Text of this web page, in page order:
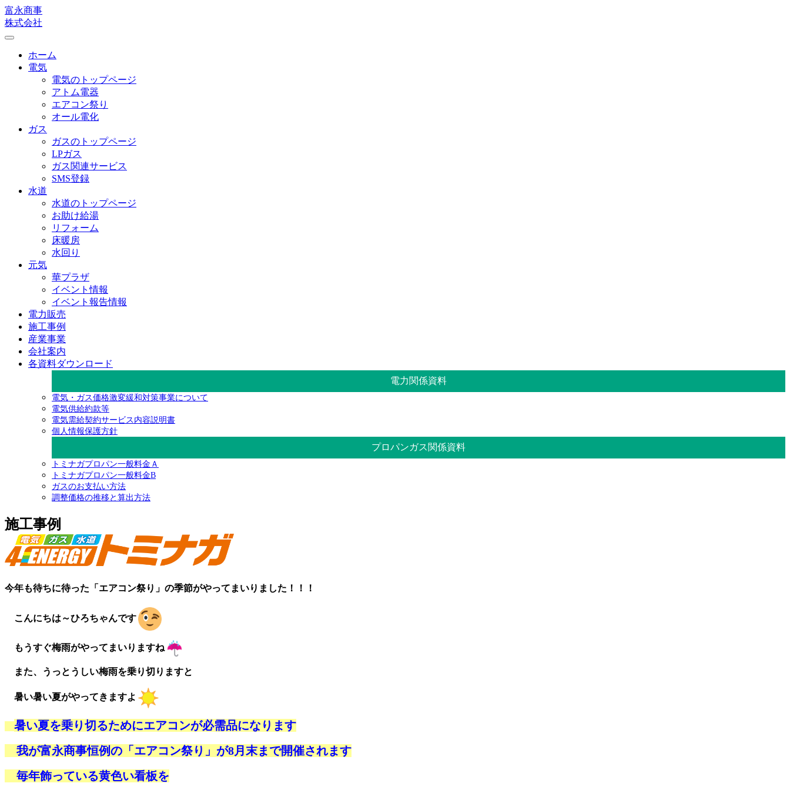
富永商事
株式会社
Toggle
navigationホーム
電気
電気のトップページ
アトム電器
エアコン祭り
オール電化
ガス
ガスのトップページ
LPガス
ガス関連サービス
SMS登録
水道
水道のトップページ
お助け給湯
リフォーム
床暖房
水回り
元気
華プラザ
イベント情報
イベント報告情報
電力販売
施工事例
産業事業
会社案内
各資料ダウンロード
電力関係資料
電気・ガス価格激変緩和対策事業について
電気供給約款等
電気需給契約サービス内容説明書
個人情報保護方針
プロパンガス関係資料
トミナガプロパン一般料金Ａ
トミナガプロパン一般料金B
ガスのお支払い方法
調整価格の推移と算出方法
施工事例
今年も待ちに待った「エアコン祭り」の季節がやってまいりました！！！
こんにちは～ひろちゃんです
もうすぐ梅雨がやってまいりますね
また、うっとうしい梅雨を乗り切りますと
暑い暑い夏がやってきますよ
暑い夏を乗り切るためにエアコンが必需品になります
我が富永商事恒例の「エアコン祭り」が8月末まで開催されます
毎年飾っている黄色い看板を